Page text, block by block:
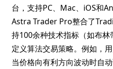
台，支持PC、Mac、iOS和
Astra Trader Pro整合了
持100余种技术指标（如布
定义算法交易策略。例如，
当价格向有利方向波动时自